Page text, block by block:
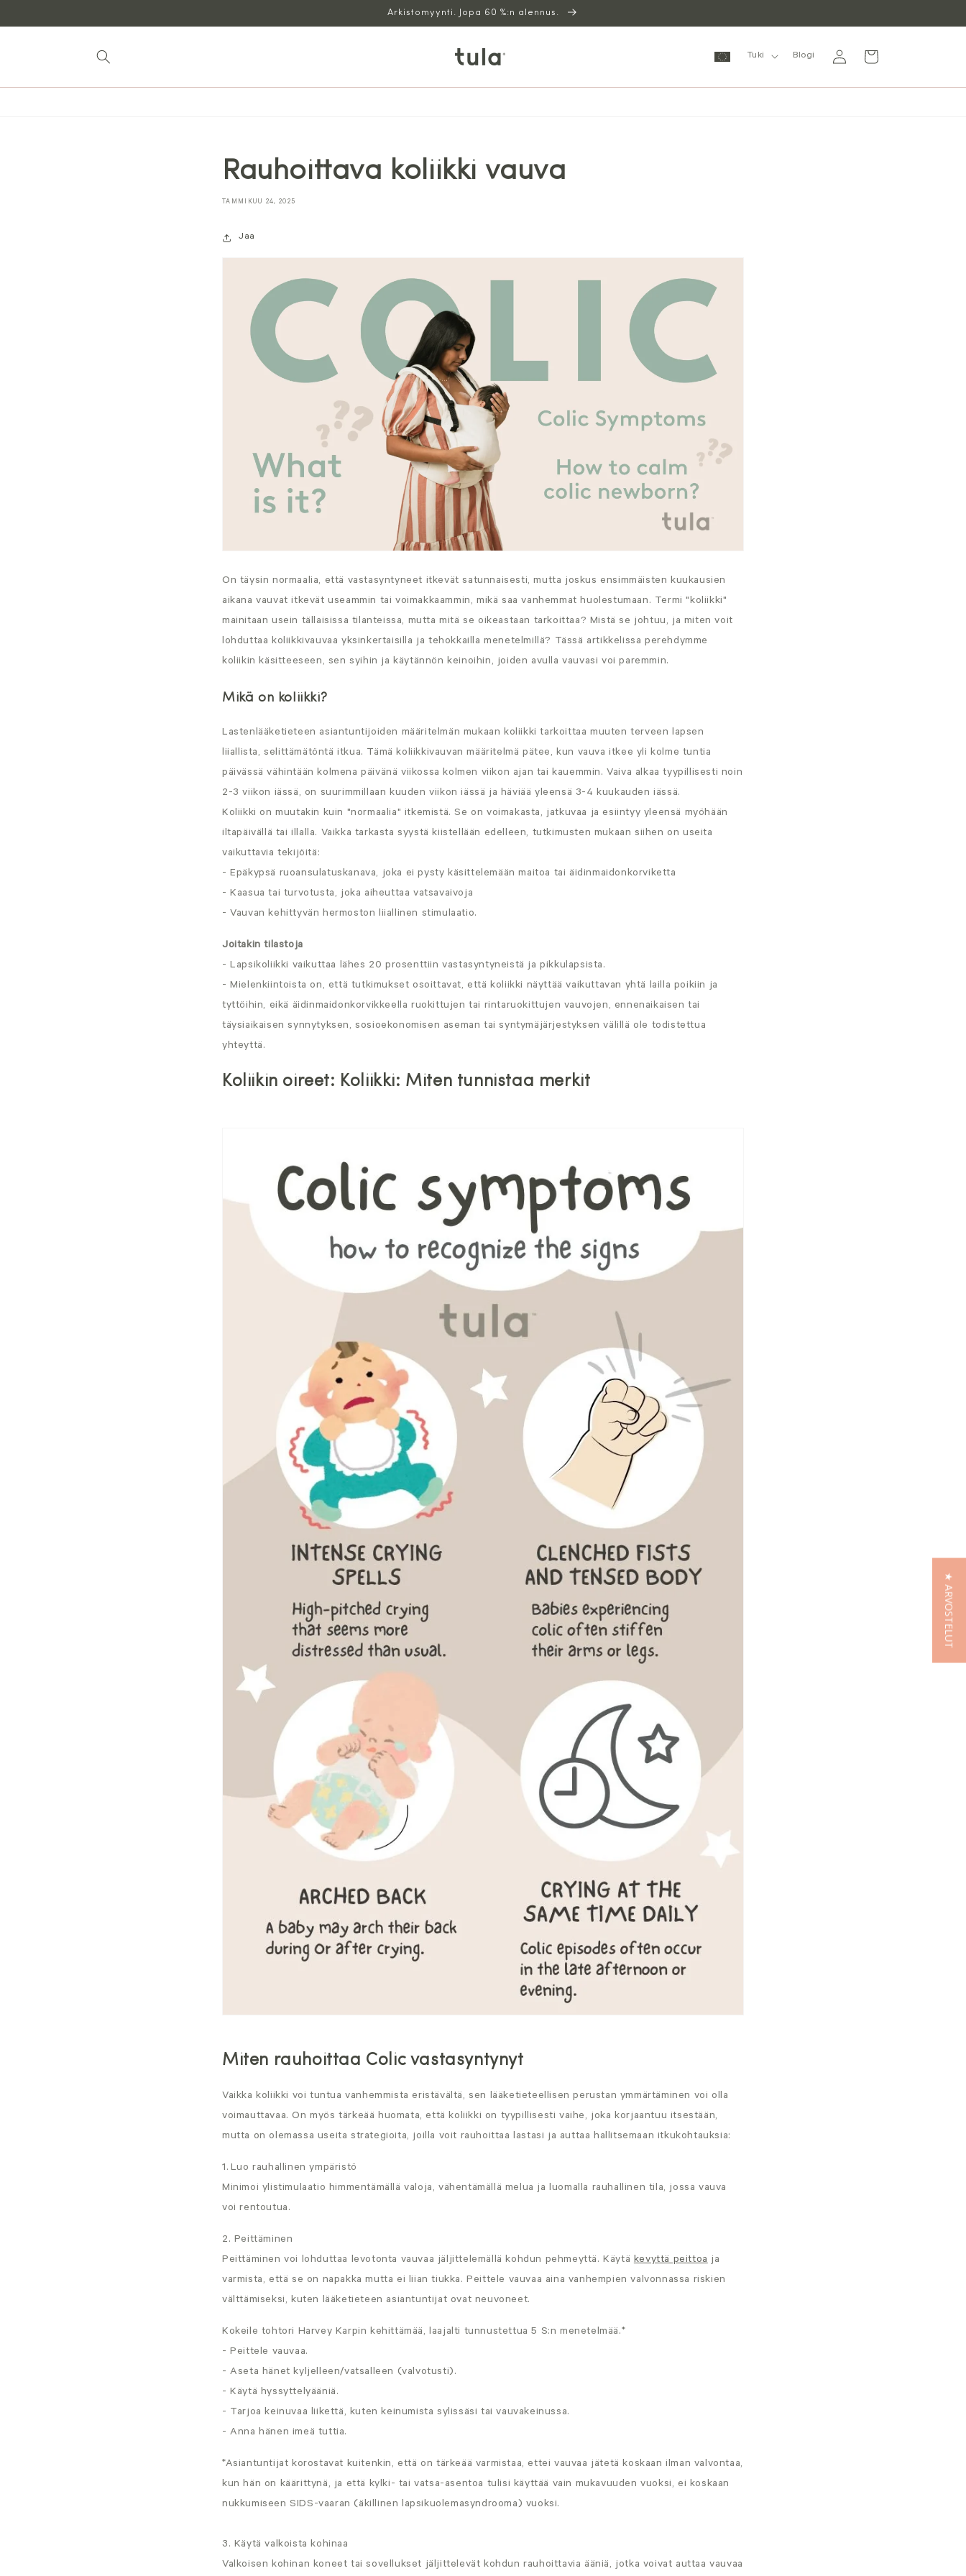
sisältöön
Arkistomyynti. Jopa 60 %:n alennus.
Tuki Blogi
sisään
Ostoskori
Rauhoittava koliikki vauva
TAMMIKUU 24, 2025
Jaa
On täysin normaalia, että vastasyntyneet itkevät satunnaisesti, mutta joskus ensimmäisten kuukausien
aikana vauvat itkevät useammin tai voimakkaammin, mikä saa vanhemmat huolestumaan. Termi "koliikki"
mainitaan usein tällaisissa tilanteissa, mutta mitä se oikeastaan tarkoittaa? Mistä se johtuu, ja miten voit
lohduttaa koliikkivauvaa yksinkertaisilla ja tehokkailla menetelmillä? Tässä artikkelissa perehdymme
koliikin käsitteeseen, sen syihin ja käytännön keinoihin, joiden avulla vauvasi voi paremmin.
Mikä on koliikki?
Lastenlääketieteen asiantuntijoiden määritelmän mukaan koliikki tarkoittaa muuten terveen lapsen
liiallista, selittämätöntä itkua. Tämä koliikkivauvan määritelmä pätee, kun vauva itkee yli kolme tuntia
päivässä vähintään kolmena päivänä viikossa kolmen viikon ajan tai kauemmin. Vaiva alkaa tyypillisesti noin
2-3 viikon iässä, on suurimmillaan kuuden viikon iässä ja häviää yleensä 3-4 kuukauden iässä.
Koliikki on muutakin kuin "normaalia" itkemistä. Se on voimakasta, jatkuvaa ja esiintyy yleensä myöhään
iltapäivällä tai illalla. Vaikka tarkasta syystä kiistellään edelleen, tutkimusten mukaan siihen on useita
vaikuttavia tekijöitä:
- Epäkypsä ruoansulatuskanava, joka ei pysty käsittelemään maitoa tai äidinmaidonkorviketta
- Kaasua tai turvotusta, joka aiheuttaa vatsavaivoja
- Vauvan kehittyvän hermoston liiallinen stimulaatio.
Joitakin tilastoja
- Lapsikoliikki vaikuttaa lähes 20 prosenttiin vastasyntyneistä ja pikkulapsista.
- Mielenkiintoista on, että tutkimukset osoittavat, että koliikki näyttää vaikuttavan yhtä lailla poikiin ja
tyttöihin, eikä äidinmaidonkorvikkeella ruokittujen tai rintaruokittujen vauvojen, ennenaikaisen tai
täysiaikaisen synnytyksen, sosioekonomisen aseman tai syntymäjärjestyksen välillä ole todistettua
yhteyttä.
Koliikin oireet: Koliikki: Miten tunnistaa merkit
Miten rauhoittaa Colic vastasyntynyt
Vaikka koliikki voi tuntua vanhemmista eristävältä, sen lääketieteellisen perustan ymmärtäminen voi olla
voimauttavaa. On myös tärkeää huomata, että koliikki on tyypillisesti vaihe, joka korjaantuu itsestään,
mutta on olemassa useita strategioita, joilla voit rauhoittaa lastasi ja auttaa hallitsemaan itkukohtauksia:
1. Luo rauhallinen ympäristö
Minimoi ylistimulaatio himmentämällä valoja, vähentämällä melua ja luomalla rauhallinen tila, jossa vauva
voi rentoutua.
2. Peittäminen
Peittäminen voi lohduttaa levotonta vauvaa jäljittelemällä kohdun pehmeyttä. Käytäkevyttä peittoaja
varmista, että se on napakka mutta ei liian tiukka. Peittele vauvaa aina vanhempien valvonnassa riskien
välttämiseksi, kuten lääketieteen asiantuntijat ovat neuvoneet.
Kokeile tohtori Harvey Karpin kehittämää, laajalti tunnustettua 5 S:n menetelmää.*
- Peittele vauvaa.
- Aseta hänet kyljelleen/vatsalleen (valvotusti).
- Käytä hyssyttelyääniä.
- Tarjoa keinuvaa liikettä, kuten keinumista sylissäsi tai vauvakeinussa.
- Anna hänen imeä tuttia.
*Asiantuntijat korostavat kuitenkin, että on tärkeää varmistaa, ettei vauvaa jätetä koskaan ilman valvontaa,
kun hän on käärittynä, ja että kylki- tai vatsa-asentoa tulisi käyttää vain mukavuuden vuoksi, ei koskaan
nukkumiseen SIDS-vaaran (äkillinen lapsikuolemasyndrooma) vuoksi.
3. Käytä valkoista kohinaa
Valkoisen kohinan koneet tai sovellukset jäljittelevät kohdun rauhoittavia ääniä, jotka voivat auttaa vauvaa
★ ARVOSTELUT